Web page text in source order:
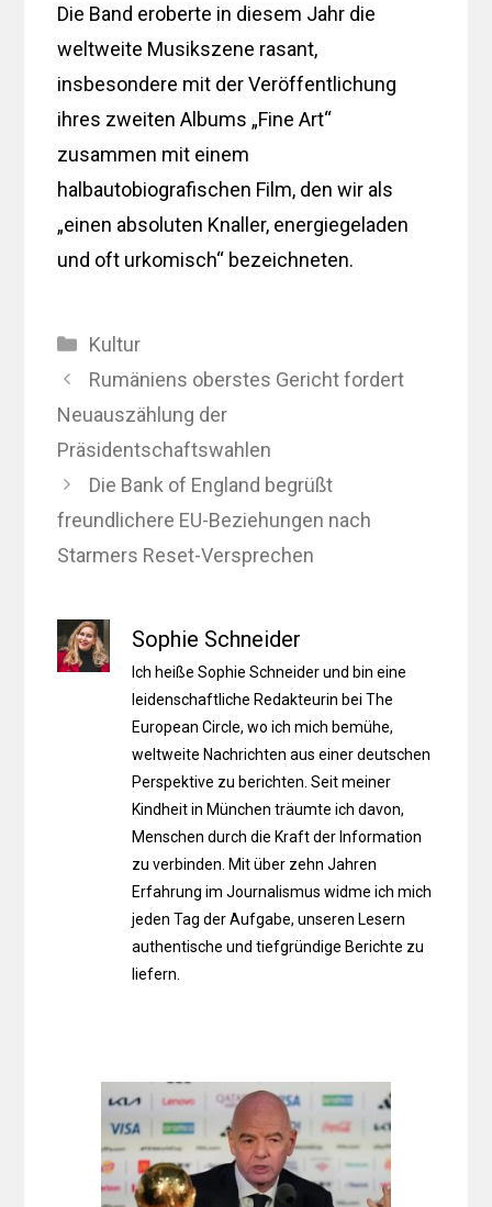
Die Band eroberte in diesem Jahr die
weltweite Musikszene rasant,
insbesondere mit der Veröffentlichung
ihres zweiten Albums „Fine Art“
zusammen mit einem
halbautobiografischen Film, den wir als
„einen absoluten Knaller, energiegeladen
und oft urkomisch“ bezeichneten.
Kategorien
Kultur
Rumäniens oberstes Gericht fordert
Neuauszählung der
Präsidentschaftswahlen
Die Bank of England begrüßt
freundlichere EU-Beziehungen nach
Starmers Reset-Versprechen
Sophie Schneider
Ich heiße Sophie Schneider und bin eine
leidenschaftliche Redakteurin bei The
European Circle, wo ich mich bemühe,
weltweite Nachrichten aus einer deutschen
Perspektive zu berichten. Seit meiner
Kindheit in München träumte ich davon,
Menschen durch die Kraft der Information
zu verbinden. Mit über zehn Jahren
Erfahrung im Journalismus widme ich mich
jeden Tag der Aufgabe, unseren Lesern
authentische und tiefgründige Berichte zu
liefern.